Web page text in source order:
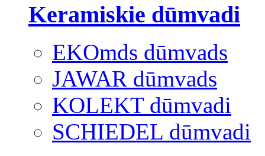
Keramiskie dūmvadi
EKOmds dūmvads
JAWAR dūmvads
KOLEKT dūmvadi
SCHIEDEL dūmvadi